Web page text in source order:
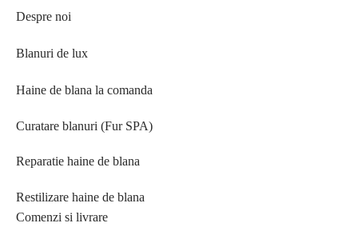
Despre noi
Blanuri de lux
Haine de blana la comanda
Curatare blanuri (Fur SPA)
Reparatie haine de blana
Restilizare haine de blana
Comenzi si livrare